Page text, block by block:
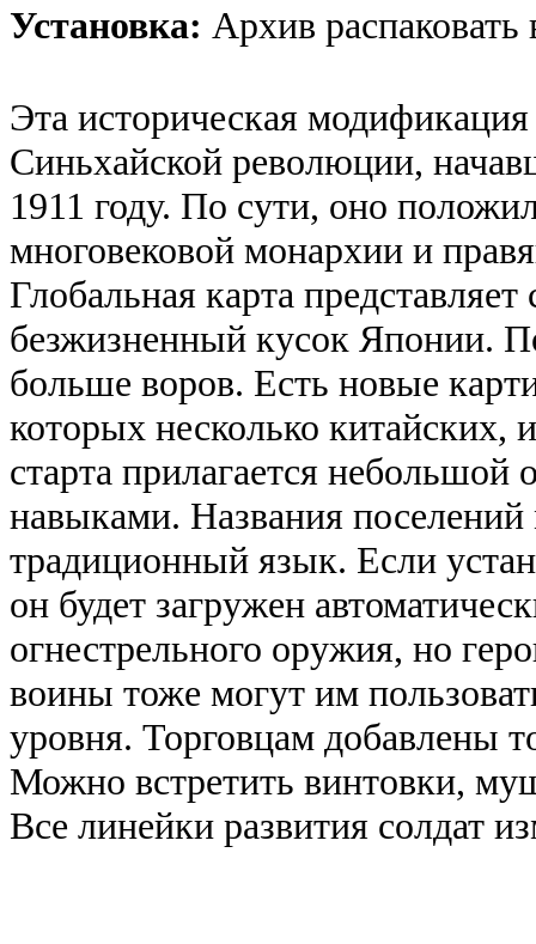
Установка: Архив
Эта историческая
Синьхайской революции,
1911 году. По сути, оно
многовековой монархии и
Глобальная карта
безжизненный кусок Японии.
больше воров. Есть новые
которых несколько
старта прилагается
навыками. Названия
традиционный язык. Если
он будет загружен
огнестрельного оружия, но
воины тоже могут им
уровня. Торговцам добавлены
Можно встретить винтовки,
Все линейки развития солдат